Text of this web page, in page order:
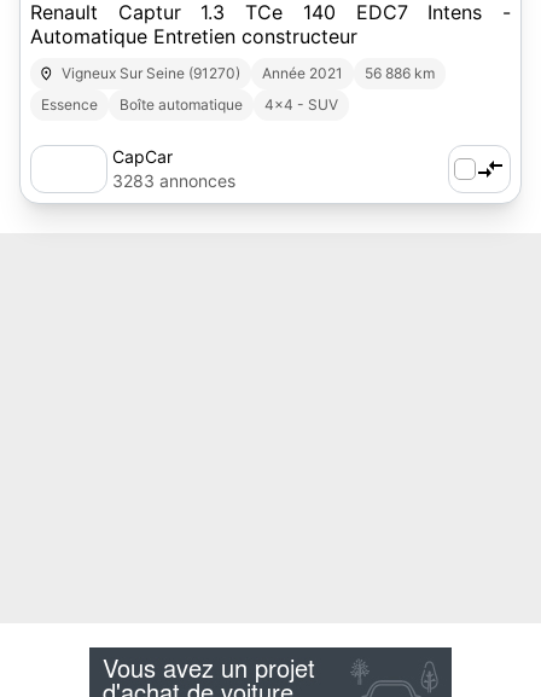
Renault Captur 1.3 TCe 140 EDC7 Intens -
Automatique Entretien constructeur
Vigneux Sur Seine (91270) Année 2021
56 886 km
Essence
Boîte automatique 4x4 - SUV
CapCar
3283 annonces